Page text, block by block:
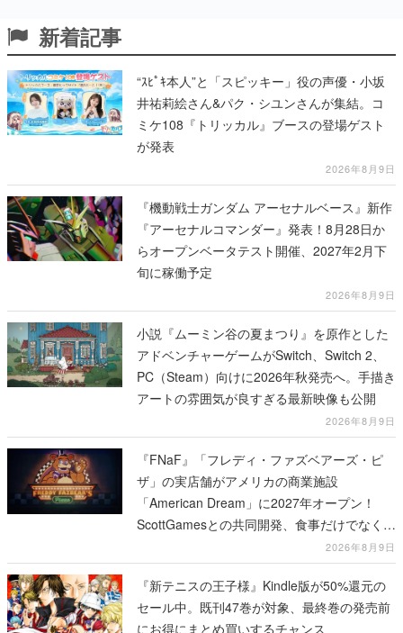
新着記事
“ｽﾋﾟｷ本人”と「スピッキー」役の声優・小坂
井祐莉絵さん&パク・シユンさんが集結。コ
ミケ108『トリッカル』ブースの登場ゲスト
が発表
2026年8月9日
『機動戦士ガンダム アーセナルベース』新作
『アーセナルコマンダー』発表！8月28日か
らオープンベータテスト開催、2027年2月下
旬に稼働予定
2026年8月9日
小説『ムーミン谷の夏まつり』を原作とした
アドベンチャーゲームがSwitch、Switch 2、
PC（Steam）向けに2026年秋発売へ。手描き
アートの雰囲気が良すぎる最新映像も公開
2026年8月9日
『FNaF』「フレディ・ファズベアーズ・ピ
ザ」の実店舗がアメリカの商業施設
「American Dream」に2027年オープン！
ScottGamesとの共同開発、食事だけでなくス
テージショーや没入型のホラー体験も楽しめ
る
2026年8月9日
『新テニスの王子様』Kindle版が50%還元の
セール中。既刊47巻が対象、最終巻の発売前
にお得にまとめ買いするチャンス